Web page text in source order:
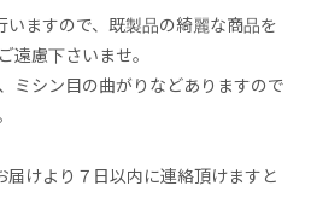
ますので、既製品の綺麗な商品を
遠慮下さいませ。
ミシン目の曲がりなどありますので
けより７日以内に連絡頂けますと